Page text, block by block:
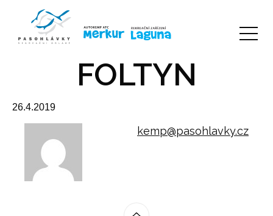
FOLTYN
26.4.2019
kemp@pasohlavky.cz